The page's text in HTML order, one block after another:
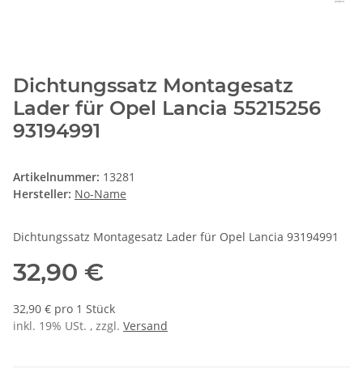
Dichtungssatz Montagesatz
Lader für Opel Lancia 55215256
93194991
Artikelnummer: 13281
Hersteller: No-Name
Dichtungssatz Montagesatz Lader für Opel Lancia 93194991
32,90 €
32,90 € pro 1 Stück
inkl. 19% USt. , zzgl. Versand